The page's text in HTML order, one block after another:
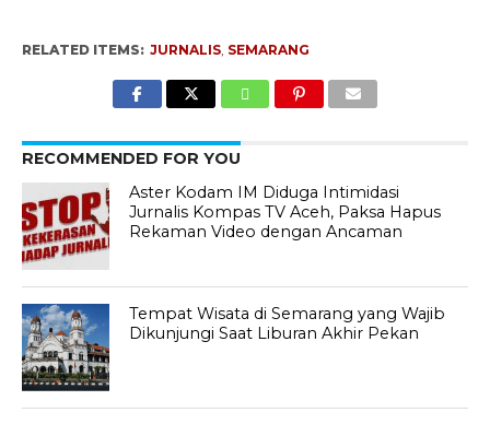
RELATED ITEMS: JURNALIS, SEMARANG
RECOMMENDED FOR YOU
Aster Kodam IM Diduga Intimidasi
Jurnalis Kompas TV Aceh, Paksa Hapus
Rekaman Video dengan Ancaman
Tempat Wisata di Semarang yang Wajib
Dikunjungi Saat Liburan Akhir Pekan